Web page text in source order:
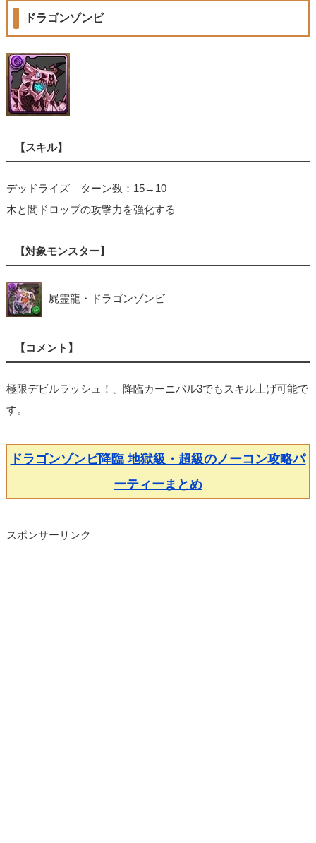
ドラゴンゾンビ
【スキル】
デッドライズ ターン数：15→10
木と闇ドロップの攻撃力を強化する
【対象モンスター】
屍霊龍・ドラゴンゾンビ
【コメント】
極限デビルラッシュ！、降臨カーニバル3でもスキル上げ可能で
す。
ドラゴンゾンビ降臨 地獄級・超級のノーコン攻略パ
ーティーまとめ
スポンサーリンク